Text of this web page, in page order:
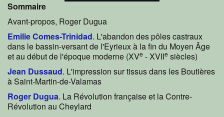
Sommaire
Avant-propos, Roger Dugua
Emilie Comes-Trinidad. L'abandon des pôles castraux
dans le bassin-versant de l'Eyrieux à la fin du Moyen Âge
et au début de l'époque moderne (XVe - XVIIe siècles)
Jean Dussaud. L'impression sur tissus dans les Boutières
à Saint-Martin-de-Valamas
Roger Dugua. La Révolution française et la Contre-
Révolution au Cheylard